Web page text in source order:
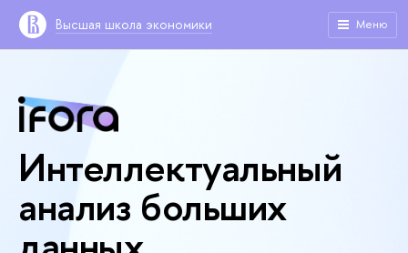
Высшая школа экономики Меню
Интеллектуальный
анализ больших